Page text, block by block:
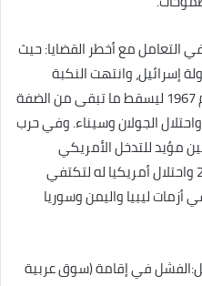
التعامل مع أخطر القضايا: حيث
قيام دولة إسرائيل، وانتهت النكبة
بخسارة معظم فلسطين. ثم جاء عام 1967 ليسقط ما تبقى من الضفة
الجولان وسيناء. وفي حرب
الأعضاء بين مؤيد للتدخل الأمريكي
ومعارض له، ثم جاء غزو العراق 2003 واحتلال أمريكيا له لتكتفي
أزمات ليبيا واليمن وسوريا
في إقامة (سوق عربية